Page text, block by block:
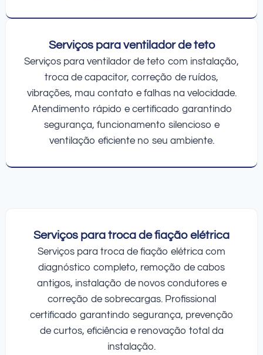
Serviços para ventilador de teto
Serviços para ventilador de teto com instalação,
troca de capacitor, correção de ruídos,
vibrações, mau contato e falhas na velocidade.
Atendimento rápido e certificado garantindo
segurança, funcionamento silencioso e
ventilação eficiente no seu ambiente.
Serviços para troca de fiação elétrica
Serviços para troca de fiação elétrica com
diagnóstico completo, remoção de cabos
antigos, instalação de novos condutores e
correção de sobrecargas. Profissional
certificado garantindo segurança, prevenção
de curtos, eficiência e renovação total da
instalação.